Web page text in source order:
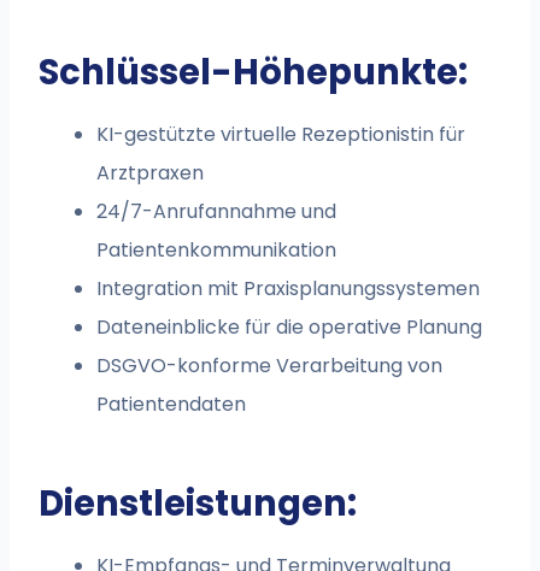
Schlüssel-Höhepunkte:
KI-gestützte virtuelle Rezeptionistin für
Arztpraxen
24/7-Anrufannahme und
Patientenkommunikation
Integration mit Praxisplanungssystemen
Dateneinblicke für die operative Planung
DSGVO-konforme Verarbeitung von
Patientendaten
Dienstleistungen: